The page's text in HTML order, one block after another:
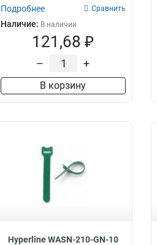
Подробнее Сравнить
Наличие: В наличии
121,68 ₽
– +
В корзину
Hyperline WASN-210-GN-10